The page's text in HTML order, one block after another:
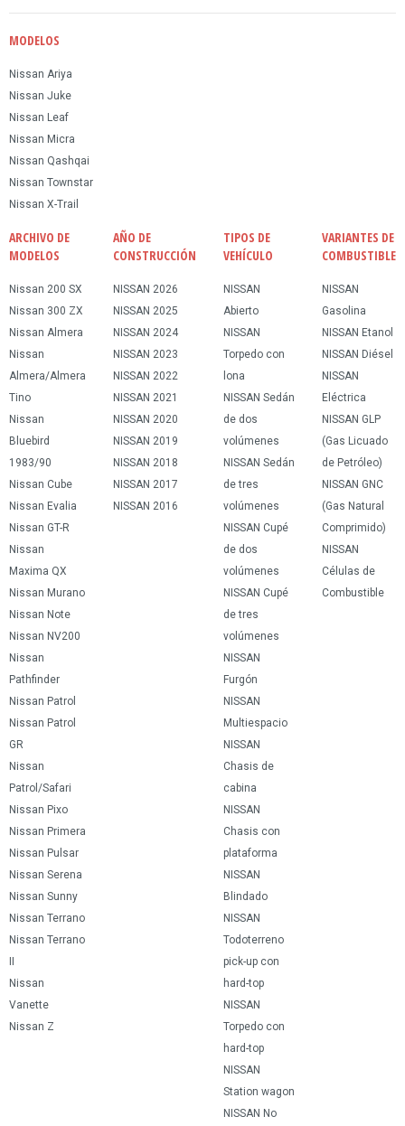
MODELOS
Nissan Ariya
Nissan Juke
Nissan Leaf
Nissan Micra
Nissan Qashqai
Nissan Townstar
Nissan X-Trail
ARCHIVO DE
MODELOS
Nissan 200 SX
Nissan 300 ZX
Nissan Almera
Nissan
Almera/Almera
Tino
Nissan
Bluebird
1983/90
Nissan Cube
Nissan Evalia
Nissan GT-R
Nissan
Maxima QX
Nissan Murano
Nissan Note
Nissan NV200
Nissan
Pathfinder
Nissan Patrol
Nissan Patrol
GR
Nissan
Patrol/Safari
Nissan Pixo
Nissan Primera
Nissan Pulsar
Nissan Serena
Nissan Sunny
Nissan Terrano
Nissan Terrano
II
Nissan
Vanette
Nissan Z
AÑO DE
CONSTRUCCIÓN
NISSAN 2026
NISSAN 2025
NISSAN 2024
NISSAN 2023
NISSAN 2022
NISSAN 2021
NISSAN 2020
NISSAN 2019
NISSAN 2018
NISSAN 2017
NISSAN 2016
TIPOS DE
VEHÍCULO
NISSAN
Abierto
NISSAN
Torpedo con
lona
NISSAN Sedán
de dos
volúmenes
NISSAN Sedán
de tres
volúmenes
NISSAN Cupé
de dos
volúmenes
NISSAN Cupé
de tres
volúmenes
NISSAN
Furgón
NISSAN
Multiespacio
NISSAN
Chasis de
cabina
NISSAN
Chasis con
plataforma
NISSAN
Blindado
NISSAN
Todoterreno
pick-up con
hard-top
NISSAN
Torpedo con
hard-top
NISSAN
Station wagon
NISSAN No
VARIANTES DE
COMBUSTIBLE
NISSAN
Gasolina
NISSAN Etanol
NISSAN Diésel
NISSAN
Eléctrica
NISSAN GLP
(Gas Licuado
de Petróleo)
NISSAN GNC
(Gas Natural
Comprimido)
NISSAN
Células de
Combustible